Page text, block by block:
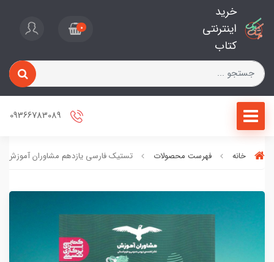
خرید
اینترنتی
کتاب
0
خانه فهرست محصولات تستیک فارسی یازدهم مشاوران آموزش